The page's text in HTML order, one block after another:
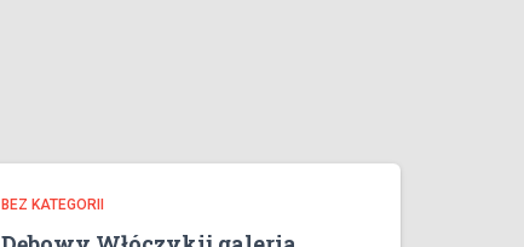
BEZ KATEGORII